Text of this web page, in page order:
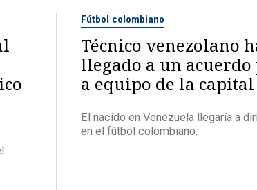
Fútbol colombiano
Técnico venezolano
llegado a un
a equipo de la
El nacido en Venezuela llegaría a
en el fútbol colombiano.